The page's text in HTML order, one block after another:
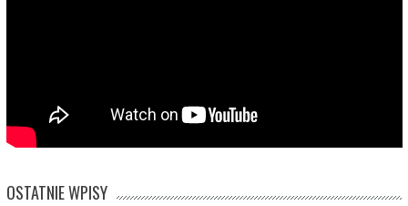
OSTATNIE WPISY